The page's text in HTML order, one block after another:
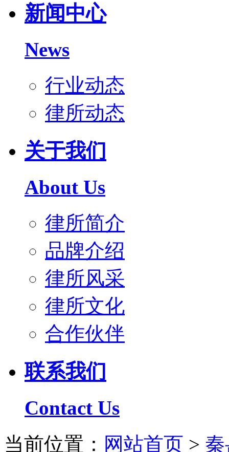
新闻中心
News
行业动态
律所动态
关于我们
About Us
律所简介
品牌介绍
律所风采
律所文化
合作伙伴
联系我们
Contact Us
当前位置： 网站首页 >